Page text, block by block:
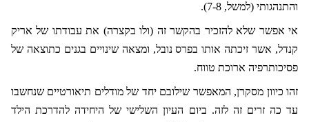
והתנהגותי (למשל, 7-8).
אי אפשר שלא להזכיר בהקשר זה (ולו בקצרה) את עבודתו של אריק
קנדל, אשר זיכתה אותו בפרס נובל, ומצאה שינויים בגנים כתוצאה של
פסיכותרפיה ארוכת טווח.
זהו כיוון מסקרן, המאפשר שילובם יחד של מודלים תיאורטיים שנחשבו
עד כה זרים זה לזה. ביום העיון השלישי של היחידה להדרכת הילד